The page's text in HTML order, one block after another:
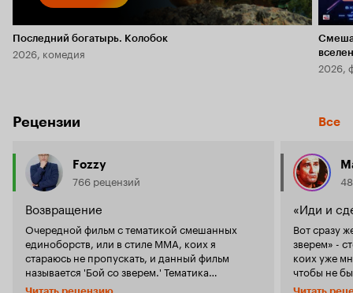
Последний богатырь. Колобок
2026, комедия
2026,
Рецензии Все
Fozzy
766 рецензий
Возвращение
Очередной фильм с тематикой смешанных
единоборств, или в стиле ММА, коих я
стараюсь не пропускать, и данный фильм
называется 'Бой со зверем.' Тематика
смешанных единоборств (боксёрская) уже
«Иди и
Вот сразу
зверем» -
коих уже
чтобы не
ожиданий.